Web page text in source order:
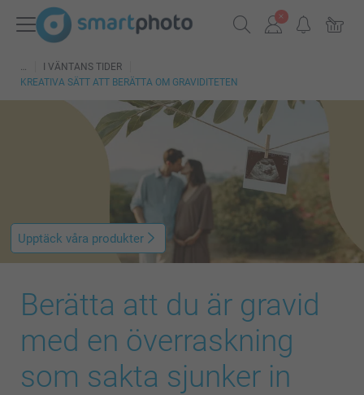
I VÄNTANS TIDER
KREATIVA SÄTT ATT BERÄTTA OM GRAVIDITETEN
Upptäck våra produkter
Berätta att du är gravid
med en överraskning
som sakta sjunker in